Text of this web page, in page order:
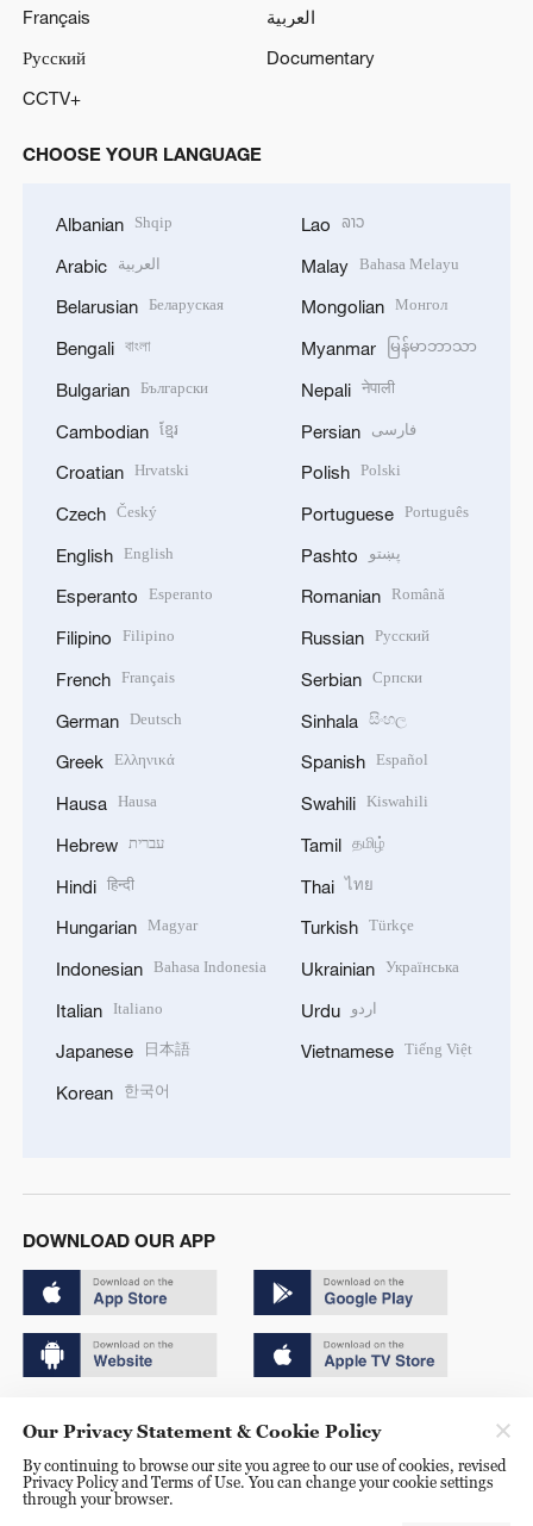
Français
العربية
Русский
Documentary
CCTV+
CHOOSE YOUR LANGUAGE
Albanian Shqip
Arabic العربية
Belarusian Беларуская
Bengali বাংলা
Bulgarian Български
Cambodian ខ្មែរ
Croatian Hrvatski
Czech Český
English English
Esperanto Esperanto
Filipino Filipino
French Français
German Deutsch
Greek Ελληνικά
Hausa Hausa
Hebrew עברית
Hindi हिन्दी
Hungarian Magyar
Indonesian Bahasa Indonesia
Italian Italiano
Japanese 日本語
Korean 한국어
Lao ລາວ
Malay Bahasa Melayu
Mongolian Монгол
Myanmar မြန်မာဘာသာ
Nepali नेपाली
Persian فارسی
Polish Polski
Portuguese Português
Pashto پښتو
Romanian Română
Russian Русский
Serbian Српски
Sinhala සිංහල
Spanish Español
Swahili Kiswahili
Tamil தமிழ்
Thai ไทย
Turkish Türkçe
Ukrainian Українська
Urdu اردو
Vietnamese Tiếng Việt
DOWNLOAD OUR APP
京ICP备20000184号
京公网安备 11010502050052号
Our Privacy Statement & Cookie Policy
By continuing to browse our site you agree to our use of cookies, revised
Privacy Policy and Terms of Use. You can change your cookie settings
through your browser.